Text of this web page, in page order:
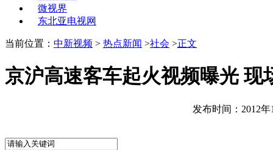
微视界
东北亚电视网
当前位置： 中新视频 > 热点新闻 >社会 >正文
京沪高速客车起火视频曝光 现
发布时间：2012年